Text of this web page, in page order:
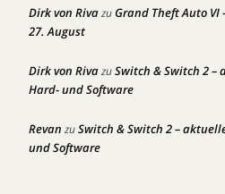
Dirk von RivazuGrand Theft Auto VI
27. August
Dirk von RivazuSwitch & Switch 2 –
Hard- und Software
Revan zuSwitch & Switch 2 –
und Software